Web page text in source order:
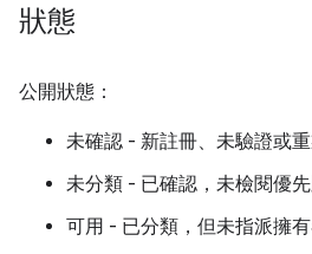
狀態
公開狀態：
未確認 - 新註冊、未驗證或
未分類 - 已確認，未檢閱優
可用 - 已分類，但未指派擁